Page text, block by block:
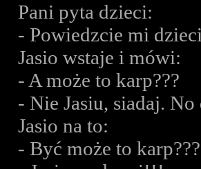
Pani pyta dzieci:
- Powiedzcie mi
Jasio wstaje i mówi:
- A może to karp???
- Nie Jasiu, siadaj.
Jasio na to:
- Być może to karp???